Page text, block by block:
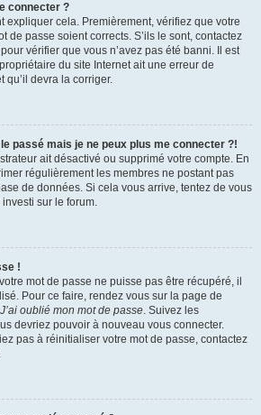
connecter ?
expliquer cela. Premièrement, vérifiez que votre
de passe soient corrects. S’ils le sont, contactez
vérifier que vous n’avez pas été banni. Il est
du site Internet ait une erreur de
qu’il devra la corriger.
passé mais je ne peux plus me connecter ?!
ait désactivé ou supprimé votre compte. En
régulièrement les membres ne postant pas
de données. Si cela vous arrive, tentez de vous
sur le forum.
!
mot de passe ne puisse pas être récupéré, il
Pour ce faire, rendez vous sur la page de
J’ai oublié mon mot de passe. Suivez les
devriez pouvoir à nouveau vous connecter.
pas à réinitialiser votre mot de passe, contactez